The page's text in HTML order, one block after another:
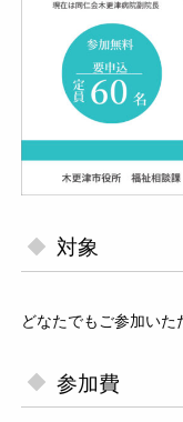
対象
どなたでもご参加いた
参加費